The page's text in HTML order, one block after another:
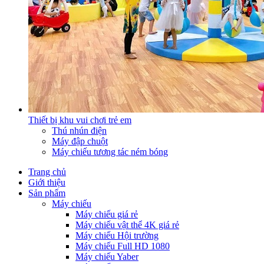
Thiết bị khu vui chơi trẻ em
Thú nhún điện
Máy đập chuột
Máy chiếu tương tác ném bóng
Trang chủ
Giới thiệu
Sản phẩm
Máy chiếu
Máy chiếu giá rẻ
Máy chiếu vật thể 4K giá rẻ
Máy chiếu Hội trường
Máy chiếu Full HD 1080
Máy chiếu Yaber